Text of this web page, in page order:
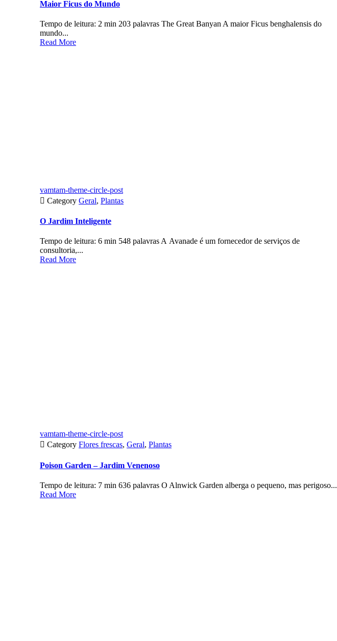
Maior Ficus do Mundo
Tempo de leitura: 2 min 203 palavras The Great Banyan A maior Ficus benghalensis do
mundo...
Read More
vamtam-theme-circle-post
 Category Geral, Plantas
O Jardim Inteligente
Tempo de leitura: 6 min 548 palavras A Avanade é um fornecedor de serviços de
consultoria,...
Read More
vamtam-theme-circle-post
 Category Flores frescas, Geral, Plantas
Poison Garden – Jardim Venenoso
Tempo de leitura: 7 min 636 palavras O Alnwick Garden alberga o pequeno, mas perigoso...
Read More